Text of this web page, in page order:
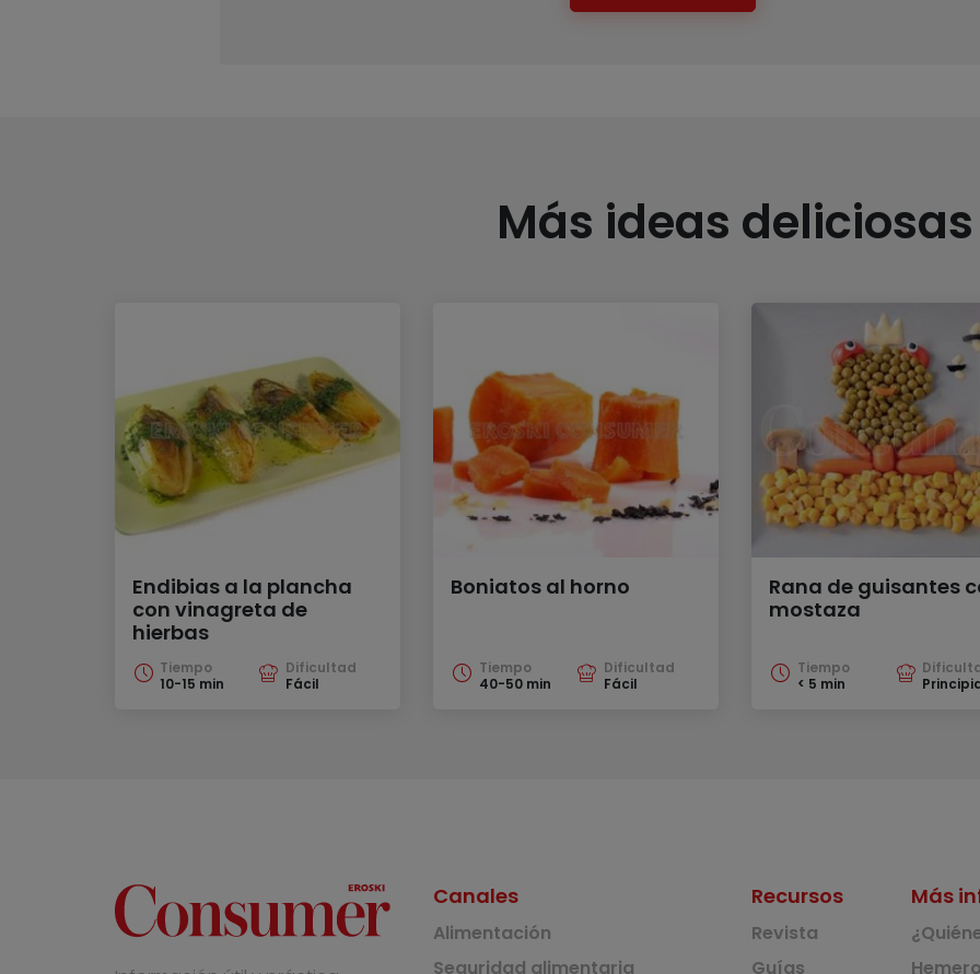
Más ideas deliciosas
Endibias a la plancha
con vinagreta de
hierbas
Tiempo
10-15 min
Dificultad
Fácil
Boniatos al horno
Tiempo
40-50 min
Dificultad
Fácil
Rana de guisantes
mostaza
Tiempo
< 5 min
Canales
Alimentación
Seguridad alimentaria
Recursos
Revista
Guías
Más